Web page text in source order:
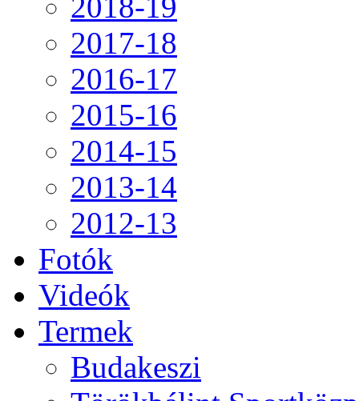
2017-18
2016-17
2015-16
2014-15
2013-14
2012-13
Fotók
Videók
Termek
Budakeszi